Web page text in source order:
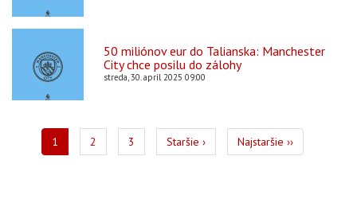
50 miliónov eur do Talianska: Manchester
City chce posilu do zálohy
streda, 30. apríl 2025 09:00
Pagination
Aktuálna
stránka
1 Page
2 Page
3
Ďalšia
strana
Staršie ›
Posledná
strana
Najstaršie ››